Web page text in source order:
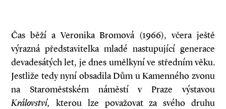
Čas běží a Veronika Bromová (1966), včera ještě
výrazná představitelka mladé nastupující generace
devadesátých let, je dnes umělkyní ve středním věku.
Jestliže tedy nyní obsadila Dům u Kamenného zvonu
na Staroměstském náměstí v Praze výstavou
Království, kterou lze považovat za svého druhu